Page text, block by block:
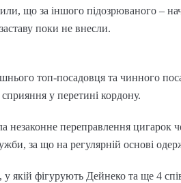
що за іншого підозрюваного –
поки не внесли.
топ-посадовця та чинного
у перетині кордону.
незаконне переправлення
за що на регулярній основі
якій фігурують Дейнеко та ще 4